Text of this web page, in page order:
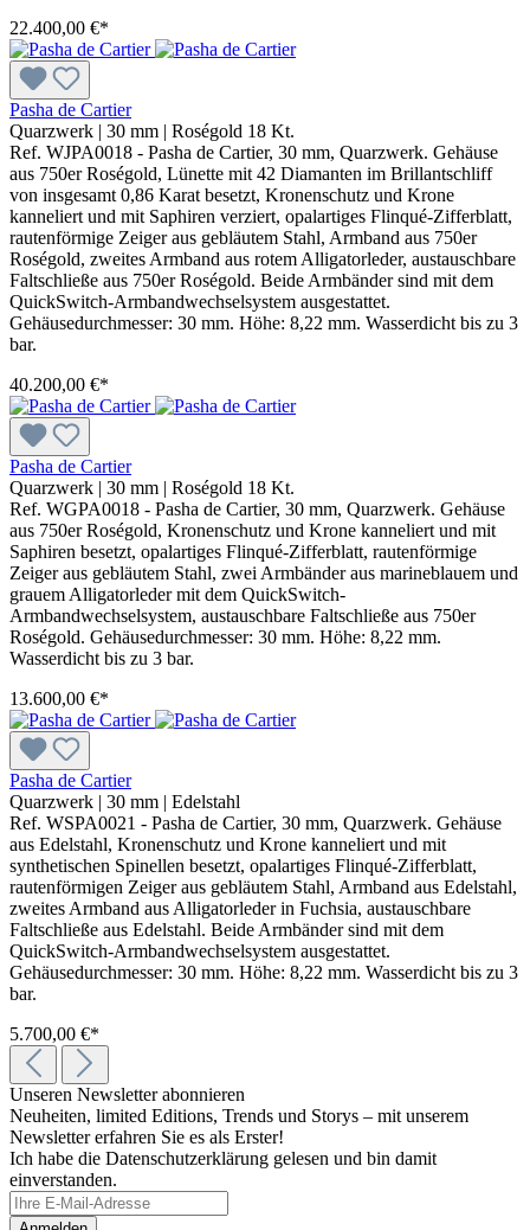
22.400,00 €*
Pasha de Cartier
Quarzwerk | 30 mm | Roségold 18 Kt.
Ref. WJPA0018 - Pasha de Cartier, 30 mm, Quarzwerk. Gehäuse
aus 750er Roségold, Lünette mit 42 Diamanten im Brillantschliff
von insgesamt 0,86 Karat besetzt, Kronenschutz und Krone
kanneliert und mit Saphiren verziert, opalartiges Flinqué-Zifferblatt,
rautenförmige Zeiger aus gebläutem Stahl, Armband aus 750er
Roségold, zweites Armband aus rotem Alligatorleder, austauschbare
Faltschließe aus 750er Roségold. Beide Armbänder sind mit dem
QuickSwitch-Armbandwechselsystem ausgestattet.
Gehäusedurchmesser: 30 mm. Höhe: 8,22 mm. Wasserdicht bis zu 3
bar.
40.200,00 €*
Pasha de Cartier
Quarzwerk | 30 mm | Roségold 18 Kt.
Ref. WGPA0018 - Pasha de Cartier, 30 mm, Quarzwerk. Gehäuse
aus 750er Roségold, Kronenschutz und Krone kanneliert und mit
Saphiren besetzt, opalartiges Flinqué-Zifferblatt, rautenförmige
Zeiger aus gebläutem Stahl, zwei Armbänder aus marineblauem und
grauem Alligatorleder mit dem QuickSwitch-
Armbandwechselsystem, austauschbare Faltschließe aus 750er
Roségold. Gehäusedurchmesser: 30 mm. Höhe: 8,22 mm.
Wasserdicht bis zu 3 bar.
13.600,00 €*
Pasha de Cartier
Quarzwerk | 30 mm | Edelstahl
Ref. WSPA0021 - Pasha de Cartier, 30 mm, Quarzwerk. Gehäuse
aus Edelstahl, Kronenschutz und Krone kanneliert und mit
synthetischen Spinellen besetzt, opalartiges Flinqué-Zifferblatt,
rautenförmigen Zeiger aus gebläutem Stahl, Armband aus Edelstahl,
zweites Armband aus Alligatorleder in Fuchsia, austauschbare
Faltschließe aus Edelstahl. Beide Armbänder sind mit dem
QuickSwitch-Armbandwechselsystem ausgestattet.
Gehäusedurchmesser: 30 mm. Höhe: 8,22 mm. Wasserdicht bis zu 3
bar.
5.700,00 €*
Unseren Newsletter abonnieren
Neuheiten, limited Editions, Trends und Storys – mit unserem
Newsletter erfahren Sie es als Erster!
Ich habe die Datenschutzerklärung gelesen und bin damit
einverstanden.